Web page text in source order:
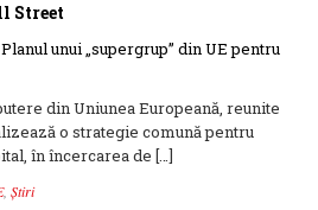
Street
din Uniunea Europeană, reunite
o strategie comună pentru
în încercarea de […]
, Știri